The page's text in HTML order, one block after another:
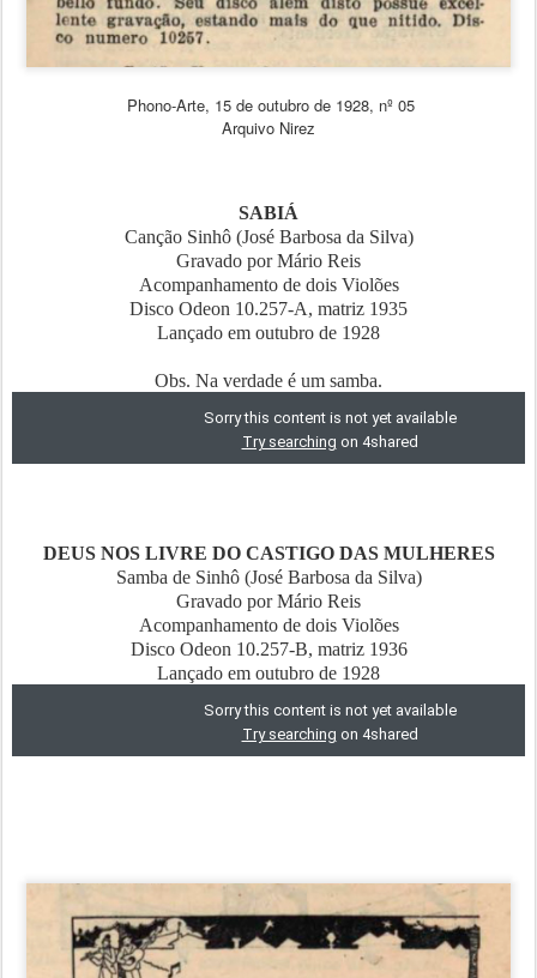
Phono-Arte, 15 de outubro de 1928, nº 05
Arquivo Nirez
SABIÁ
Canção Sinhô (José Barbosa da Silva)
Gravado por Mário Reis
Acompanhamento de dois Violões
Disco Odeon 10.257-A, matriz 1935
Lançado em outubro de 1928
Obs. Na verdade é um samba.
DEUS NOS LIVRE DO CASTIGO DAS MULHERES
Samba de Sinhô (José Barbosa da Silva)
Gravado por Mário Reis
Acompanhamento de dois Violões
Disco Odeon 10.257-B, matriz 1936
Lançado em outubro de 1928